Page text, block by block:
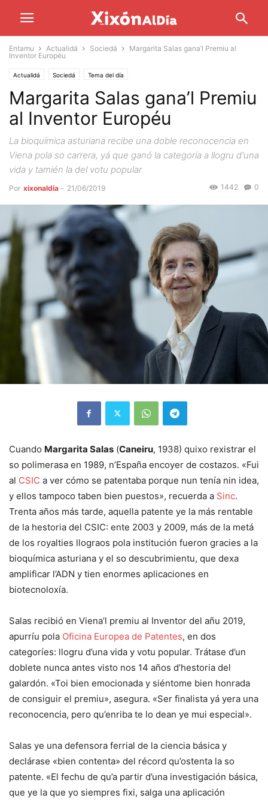
Entamu Actualidá Sociedá
Margarita Salas gana’l Premiu al
Inventor Européu
Actualidá Sociedá Tema del día
Margarita Salas gana’l Premiu
al Inventor Européu
La bioquímica asturiana recibe una doble reconocencia en
Viena pola so carrera, yá que ganó la categoría a llogru d'una
vida y tamién la del votu popular
Por xixonaldia - 21/06/2019 0
1442
Cuando Margarita Salas (Caneiru, 1938) quixo rexistrar el
so polimerasa en 1989, n’España encoyer de costazos. «Fui
al CSIC a ver cómo se patentaba porque nun tenía nin idea,
y ellos tampoco taben bien puestos», recuerda a Sinc.
Trenta años más tarde, aquella patente ye la más rentable
de la hestoria del CSIC: ente 2003 y 2009, más de la metá
de los royalties llograos pola institución fueron gracies a la
bioquímica asturiana y el so descubrimientu, que dexa
amplificar l’ADN y tien enormes aplicaciones en
biotecnoloxía.
Salas recibió en Viena’l premiu al Inventor del añu 2019,
apurríu pola Oficina Europea de Patentes, en dos
categoríes: llogru d’una vida y votu popular. Trátase d’un
doblete nunca antes visto nos 14 años d’hestoria del
galardón. «Toi bien emocionada y siéntome bien honrada
de consiguir el premiu», asegura. «Ser finalista yá yera una
reconocencia, pero qu’enriba te lo dean ye mui especial».
Salas ye una defensora ferrial de la ciencia básica y
declárase «bien contenta» del récord qu’ostenta la so
patente. «El fechu de qu’a partir d’una investigación básica,
que ye la que yo siempres fixi, salga una aplicación